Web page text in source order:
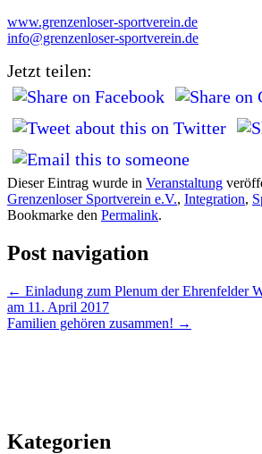
www.grenzenloser-sportverein.de
info@grenzenloser-sportverein.de
Jetzt teilen:
Dieser Eintrag wurde in Veranstaltung
Grenzenloser Sportverein e.V., Integration,
Bookmarke den Permalink.
Post navigation
← Einladung zum Plenum der Ehrenfelder
am 11. April 2017
Familien gehören zusammen! →
Kategorien